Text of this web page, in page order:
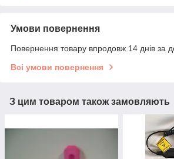
Умови повернення
Повернення товару впродовж 14 днів за
Всі умови повернення
З цим товаром також замовляють